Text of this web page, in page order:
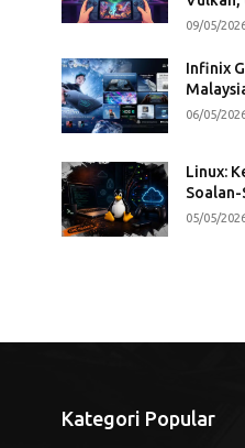
09/05/
Infinix
06/05/
Linux:
05/05/
Kategori Popular